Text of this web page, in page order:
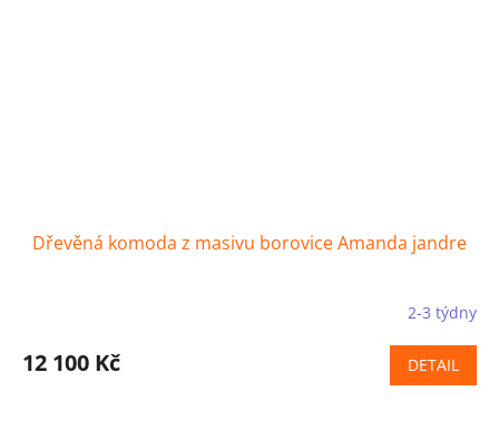
Dřevěná komoda z masivu borovice Amanda jandre
2-3 týdny
12 100 Kč DETAIL